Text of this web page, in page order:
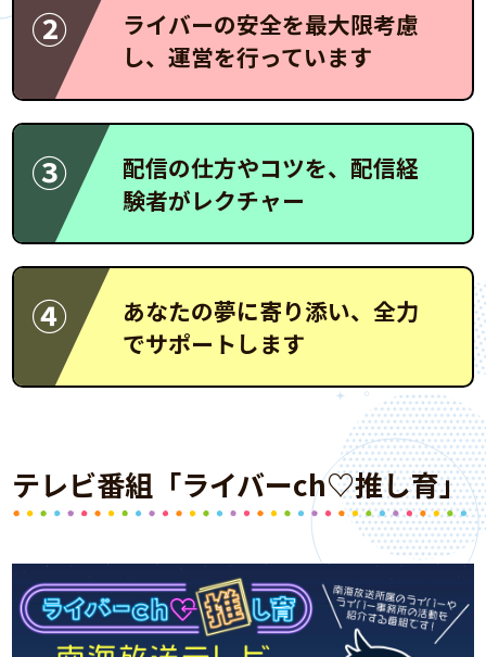
②
ライバーの安全を最大限考慮
し、運営を行っています
③
配信の仕方やコツを、配信経
験者がレクチャー
④
あなたの夢に寄り添い、全力
でサポートします
テレビ番組「ライバーch♡推し育」